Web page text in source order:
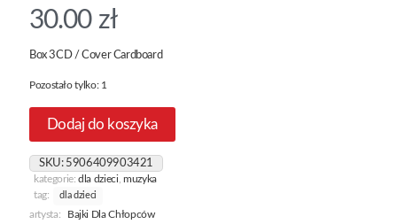
30.00 zł
Box 3CD / Cover Cardboard
Pozostało tylko: 1
Dodaj do koszyka
SKU: 5906409903421
kategorie:dla dzieci, muzyka
tag:
dla dzieci
artysta:
Bajki Dla Chłopców